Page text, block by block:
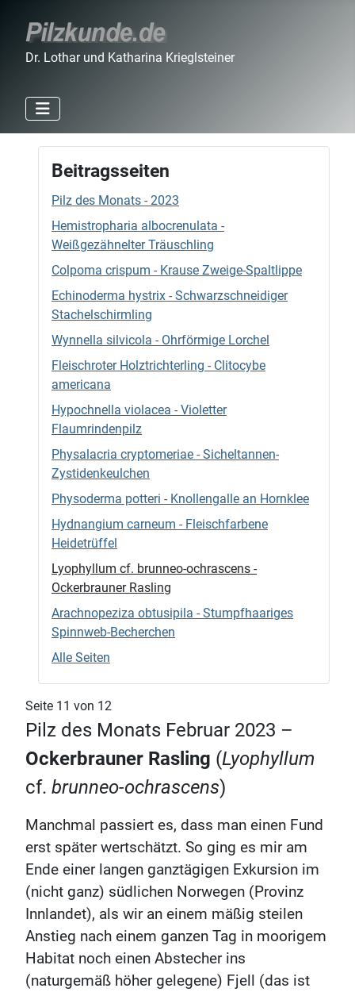
Dr. Lothar und Katharina Krieglsteiner
Beitragsseiten
Pilz des Monats - 2023
Hemistropharia albocrenulata -
Weißgezähnelter Träuschling
Colpoma crispum - Krause Zweige-Spaltlippe
Echinoderma hystrix - Schwarzschneidiger
Stachelschirmling
Wynnella silvicola - Ohrförmige Lorchel
Fleischroter Holztrichterling - Clitocybe
americana
Hypochnella violacea - Violetter
Flaumrindenpilz
Physalacria cryptomeriae - Sicheltannen-
Zystidenkeulchen
Physoderma potteri - Knollengalle an Hornklee
Hydnangium carneum - Fleischfarbene
Heidetrüffel
Lyophyllum cf. brunneo-ochrascens -
Ockerbrauner Rasling
Arachnopeziza obtusipila - Stumpfhaariges
Spinnweb-Becherchen
Alle Seiten
Seite 11 von 12
Pilz des Monats Februar 2023 –
Ockerbrauner Rasling (Lyophyllum
cf. brunneo-ochrascens)
Manchmal passiert es, dass man einen Fund
erst später wertschätzt. So ging es mir am
Ende einer langen ganztägigen Exkursion im
(nicht ganz) südlichen Norwegen (Provinz
Innlandet), als wir an einem mäßig steilen
Anstieg nach einem ganzen Tag in moorigem
Habitat noch einen Abstecher ins
(naturgemäß höher gelegene) Fjell (das ist